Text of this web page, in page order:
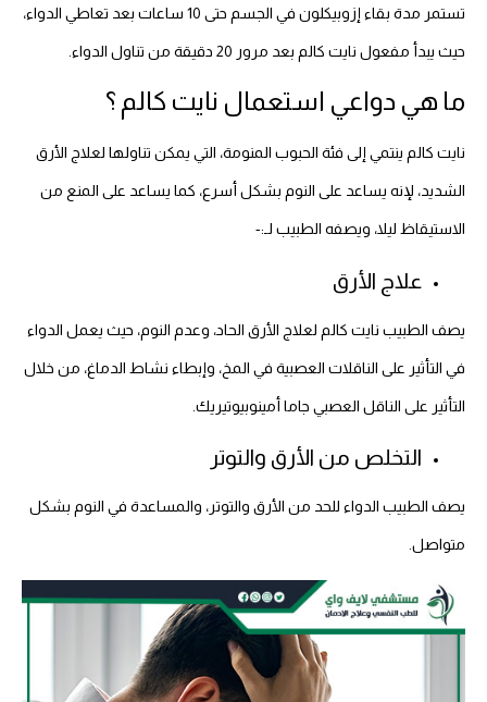
تستمر مدة بقاء إزوبيكلون في الجسم حتى 10 ساعات بعد تعاطي الدواء،
حيث يبدأ مفعول نايت كالم بعد مرور 20 دقيقة من تناول الدواء.
ما هي دواعي استعمال نايت كالم ؟
نايت كالم ينتمي إلى فئة الحبوب المنومة، التي يمكن تناولها لعلاج الأرق
الشديد، لإنه يساعد على النوم بشكل أسرع، كما يساعد على المنع من
الاستيقاظ ليلا، ويصفه الطبيب لـ:-
علاج الأرق
يصف الطبيب نايت كالم لعلاج الأرق الحاد، وعدم النوم، حيث يعمل الدواء
في التأثير على الناقلات العصبية في المخ، وإبطاء نشاط الدماغ، من خلال
التأثير على الناقل العصبي جاما أمينوبيوتيريك.
التخلص من الأرق والتوتر
يصف الطبيب الدواء للحد من الأرق والتوتر، والمساعدة في النوم بشكل
متواصل.